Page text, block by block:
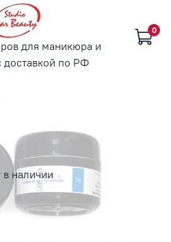
для маникюра и
доставкой по РФ
0
в наличии